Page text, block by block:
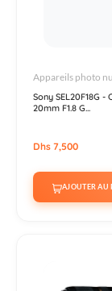
Appareils photo
Sony SEL20F18G -
20mm F1.8 G...
Dhs 7,500
AJOUTER AU